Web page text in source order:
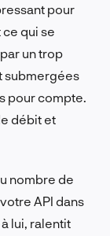
pour
ce qui se
un trop
submergées
pour compte.
débit et
nombre de
API dans
lui, ralentit